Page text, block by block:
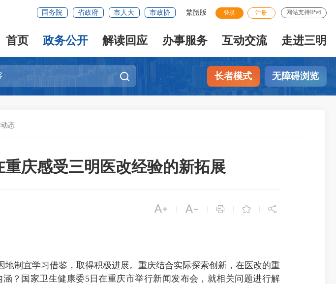
国务院 省政府 市人大 市政协 繁體版 登录 注册 网站支持IPv6
首页 政务公开 解读回应 办事服务 互动交流 走进三明
长者模式 无障碍浏览
态
庆感受三明医改经验的新拓展
    
宜学习借鉴，取得积极进展。重庆结合实际探索创新，在医改的重
？国家卫生健康委5日在重庆市举行新闻发布会，就相关问题进行解